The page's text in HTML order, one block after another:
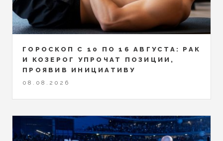
ГОРОСКОП С 10 ПО 16 АВГУСТА: РАК
И КОЗЕРОГ УПРОЧАТ ПОЗИЦИИ,
ПРОЯВИВ ИНИЦИАТИВУ
08.08.2026